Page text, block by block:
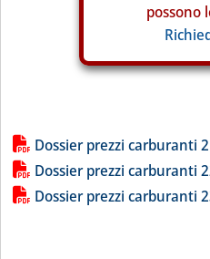
possono
Lista allegati PDF alla
Dossier prezzi carburanti
Dossier prezzi carburanti
Dossier prezzi carburanti